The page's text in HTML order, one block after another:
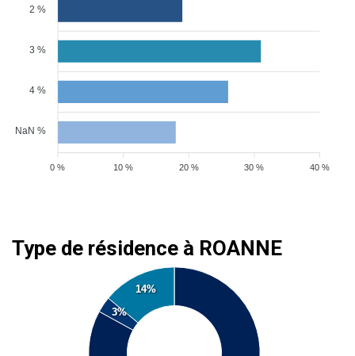
2 %
3 %
4 %
NaN %
40 %
30 %
20 %
10 %
0 %
Type de résidence à ROANNE
3%
14%